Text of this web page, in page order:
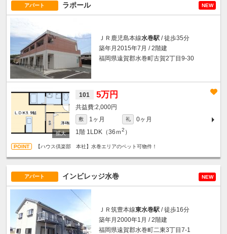
アパート ラポール NEW
ＪＲ鹿児島本線水巻駅 / 徒歩35分
築年月2015年7月 / 2階建
福岡県遠賀郡水巻町古賀2丁目9-30
101 5万円
2,000円
敷 1ヶ月 礼
0ヶ月
1階 1LDK（36ｍ2 ）
【ハウス倶楽部 本社】水巻エリアのペット可物件！
アパート インビレッジ水巻 NEW
ＪＲ筑豊本線東水巻駅 / 徒歩16分
築年月2000年1月 / 2階建
福岡県遠賀郡水巻町二東3丁目7-1